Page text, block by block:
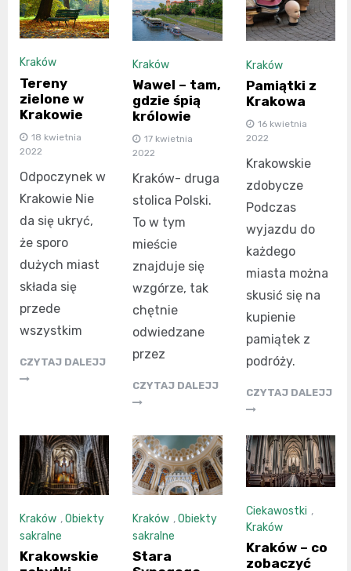
Kraków
Tereny
zielone w
Krakowie
18 kwietnia
2022
Odpoczynek w
Krakowie Nie
da się ukryć,
że sporo
dużych miast
składa się
przede
wszystkim
CZYTAJ DALEJJ
Kraków
Wawel – tam,
gdzie śpią
królowie
17 kwietnia
2022
Kraków- druga
stolica Polski.
To w tym
mieście
znajduje się
wzgórze, tak
chętnie
odwiedzane
przez
CZYTAJ DALEJJ
Kraków
Pamiątki z
Krakowa
16 kwietnia
2022
Krakowskie
zdobycze
Podczas
wyjazdu do
każdego
miasta można
skusić się na
kupienie
pamiątek z
podróży.
CZYTAJ DALEJJ
Kraków ,Obiekty
sakralne
Krakowskie
Kraków ,Obiekty
sakralne
Stara
Ciekawostki ,
Kraków
Kraków – co
zobaczyć